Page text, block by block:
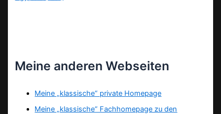
Meine anderen Webseiten
Meine „klassische“ private Homepage
Meine „klassische“ Fachhomepage zu den